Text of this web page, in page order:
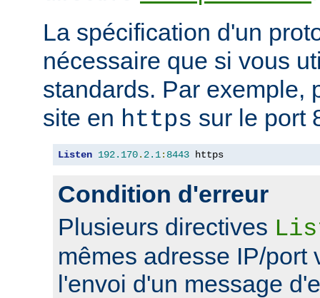
La spécification d'un
nécessaire que si vous
standards. Par exemple,
site en https sur le port
Listen 192.170. 2.1: 8443 https
Condition d'erreur
Plusieurs directives
mêmes adresse IP/port
l'envoi d'un message